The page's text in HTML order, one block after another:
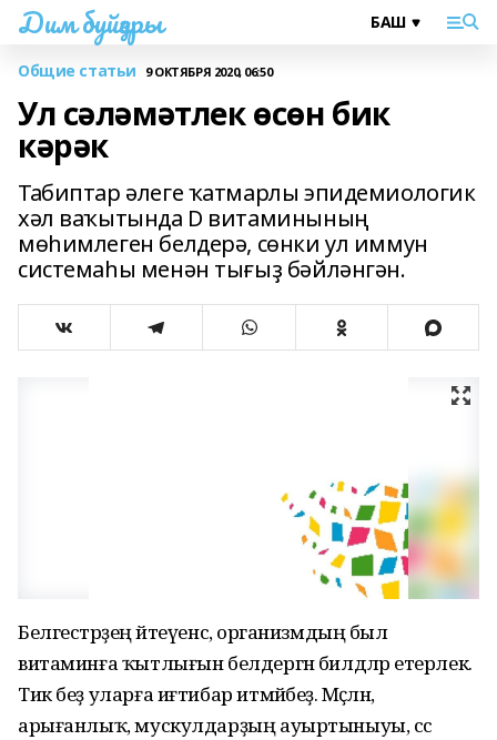
Дим буйҙары
Общие статьи 9 ОКТЯБРЯ 2020, 06:50
Ул сәләмәтлек өсөн бик
кәрәк
Табиптар әлеге ҡатмарлы эпидемиологик
хәл ваҡытында D витаминының
мөһимлеген белдерә, сөнки ул иммун
системаһы менән тығыҙ бәйләнгән.
Белгестәрҙең әйтеүенсә, организмдың был
витаминға ҡытлығын белдергән билдәләр етерлек.
Тик беҙ уларға иғтибар итмәйбеҙ. Мәҫәлән,
арығанлыҡ, мускулдарҙың ауыртыныуы, сәс